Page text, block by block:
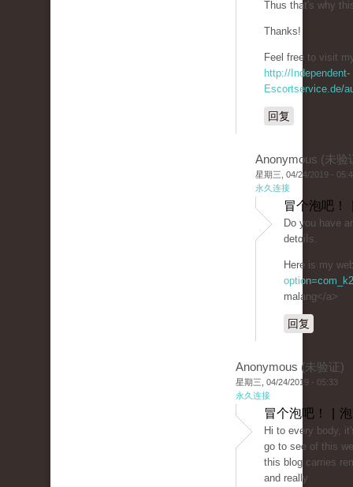
Thus that's why
Thanks!
Feel free to ᴠisit
http://Independent-
Escortservice.de/
回复
Anonymous (未验
星期三, 04/24/2019 -
永久连接
冒个泡吧！
Do you havе
dеtɑiⅼs.
Ηеre is my
malang</a>
回复
Anonymous (未验证)
星期三, 04/24/2019 - 05:33
永久连接
冒个泡吧！ |
Hi to every body,
go to see of this
this blog carries
and really